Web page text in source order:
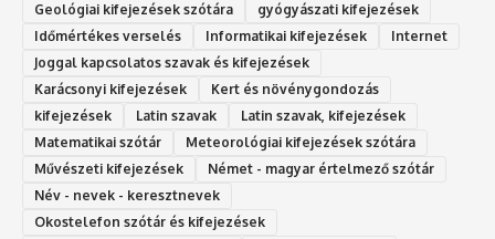
Geológiai kifejezések szótára
gyógyászati kifejezések
Időmértékes verselés
Informatikai kifejezések
Internet
Joggal kapcsolatos szavak és kifejezések
Karácsonyi kifejezések
Kert és növénygondozás
kifejezések
Latin szavak
Latin szavak, kifejezések
Matematikai szótár
Meteorológiai kifejezések szótára
Művészeti kifejezések
Német - magyar értelmező szótár
Név - nevek - keresztnevek
Okostelefon szótár és kifejezések